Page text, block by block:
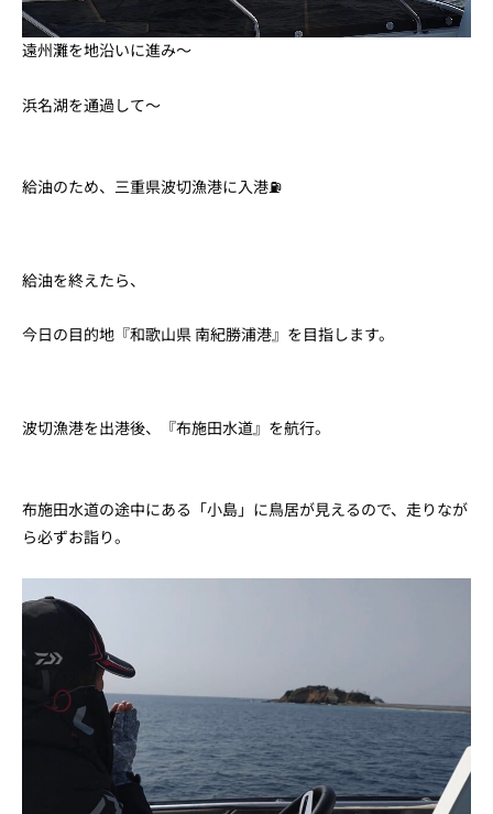
遠州灘を地沿いに進み〜
浜名湖を通過して〜
給油のため、三重県波切漁港に入港⛽
給油を終えたら、
今日の目的地『和歌山県 南紀勝浦港』を目指します。
波切漁港を出港後、『布施田水道』を航行。
布施田水道の途中にある「小島」に鳥居が見えるので、走りなが
ら必ずお詣り。